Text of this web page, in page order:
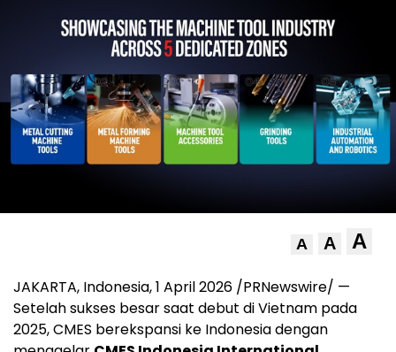
A A A
JAKARTA, Indonesia, 1 April 2026 /PRNewswire/ —
Setelah sukses besar saat debut di Vietnam pada
2025, CMES berekspansi ke Indonesia dengan